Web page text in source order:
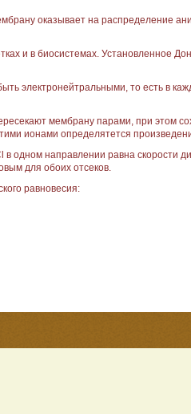
оказывает на распределение
и в биосистемах. Установленное
электронейтральными, то есть в
мембрану парами, при этом
ионами определятется
в одном направлении равна скорости
для обоих отсеков.
равновесия: